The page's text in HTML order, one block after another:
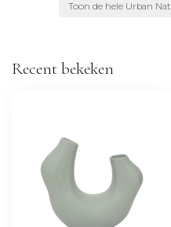
Toon de hele Urban
Recent bekeken